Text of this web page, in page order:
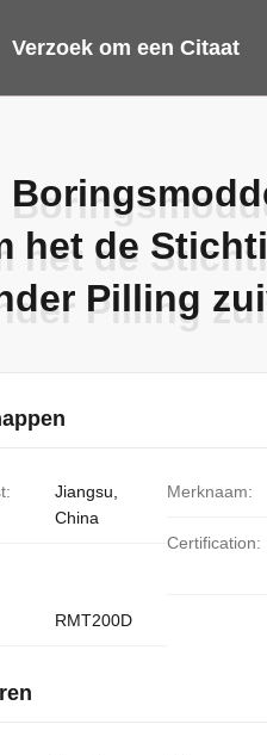
Verzoek om een Citaat
het de
Pilling
het de
Pilling
Jiangsu,
China
Merknaam:
Certification:
RMT200D